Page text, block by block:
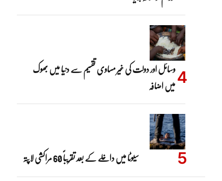
وسائل اور دولت کی غیر مساوی تقسیم سے دنیا میں بھوک
میں اضافہ
سیوٹا میں داخلے کے بعد تقریباً 60 مراکشی لاپتہ